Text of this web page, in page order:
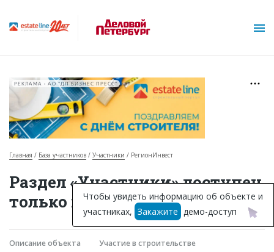
Горячие объекты
База строящихся объектов
Инвестпроекты
РЕКЛАМА • АО "ДП БИЗНЕС ПРЕСС"
Главная База участников Участники РегионИнвест
Раздел «Участники» доступен
только подписчикам
Описание объекта Участие в строительстве
Чтобы увидеть информацию об объекте и
участниках, Закажите демо-доступ